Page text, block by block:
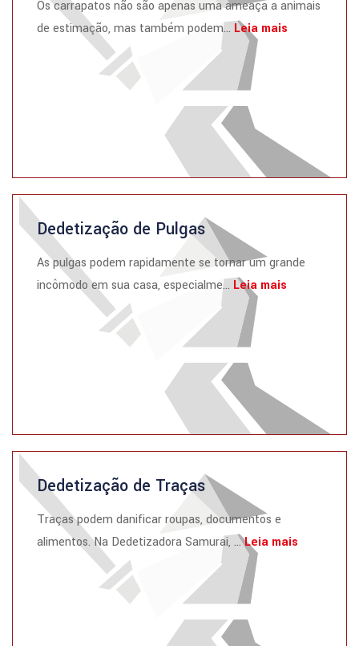
Os carrapatos não são apenas uma ameaça a animais
de estimação, mas também podem... Leia mais
Dedetização de Pulgas
As pulgas podem rapidamente se tornar um grande
incômodo em sua casa, especialme... Leia mais
Dedetização de Traças
Traças podem danificar roupas, documentos e
alimentos. Na Dedetizadora Samurai, ...Leia mais